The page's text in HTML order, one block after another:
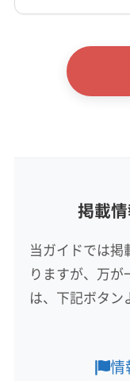
基本情報
代表者名
本巣郡北方町
揖
養老郡養老町
(滋
(滋賀県) 蒲生郡日野
(滋賀県) 犬上郡豊郷
もっと見る
9:00〜17:00
掲載
当ガイドでは掲
りますが、万
は、下記ボタン
情